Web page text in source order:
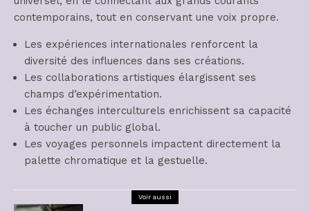
contemporains, tout en conservant une voix propre.
Les expériences internationales renforcent la
diversité des influences dans ses créations.
Les collaborations artistiques élargissent ses
champs d’expérimentation.
Les échanges interculturels enrichissent sa capacité
à toucher un public global.
Les voyages personnels impactent directement la
palette chromatique et la gestuelle.
Voir aussi